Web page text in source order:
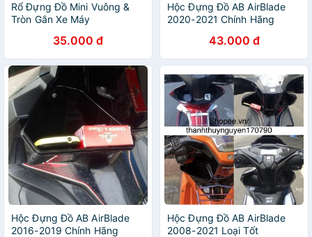
Rổ Đựng Đồ Mini Vuông &
Tròn Gắn Xe Máy
35.000 đ
Hộc Đựng Đồ AB AirBlade
2020-2021 Chính Hãng
43.000 đ
Hộc Đựng Đồ AB AirBlade
2016-2019 Chính Hãng
Hộc Đựng Đồ AB AirBlade
2008-2021 Loại Tốt